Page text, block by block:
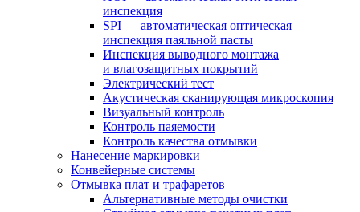
инспекция
SPI — автоматическая оптическая
инспекция паяльной пасты
Инспекция выводного монтажа
и влагозащитных покрытий
Электрический тест
Акустическая сканирующая микроскопия
Визуальный контроль
Контроль паяемости
Контроль качества отмывки
Нанесение маркировки
Конвейерные системы
Отмывка плат и трафаретов
Альтернативные методы очистки